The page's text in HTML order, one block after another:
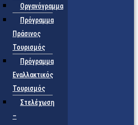
Οργανόγραμμα
Πρόγραμμα
Πράσινος
Τουρισμός
Πρόγραμμα
Εναλλακτικός
Τουρισμός
Στελέχωση
–